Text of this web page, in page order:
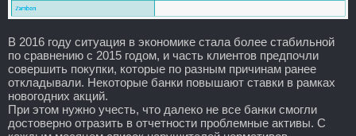
В 2016 году ситуация в экономике стала более стабильной
по сравнению с 2015 годом, и часть клиентов предпочли
совершить покупки, которые по разным причинам ранее
откладывали. Некоторые банки повышают ставки в рамках
новогодних акций.
При этом нужно учесть, что далеко не все банки смогли
достоверно отразить в отчетности проблемные активы. С